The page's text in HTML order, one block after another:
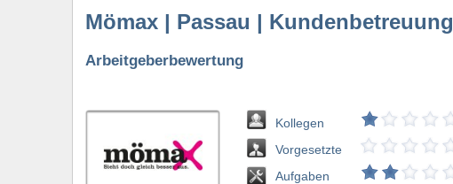
Mömax | Passau | Kundenbetreuung
Arbeitgeberbewertung
Kollegen
Vorgesetzte
Aufgaben